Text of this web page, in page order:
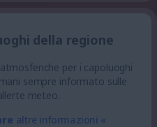
della regione
per i capoluoghi
sempre informato sulle
meteo.
altre informazioni «